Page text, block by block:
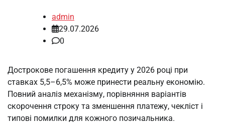
admin
29.07.2026
0
Дострокове погашення кредиту у 2026 році при
ставках 5,5–6,5% може принести реальну економію.
Повний аналіз механізму, порівняння варіантів
скорочення строку та зменшення платежу, чекліст і
типові помилки для кожного позичальника.